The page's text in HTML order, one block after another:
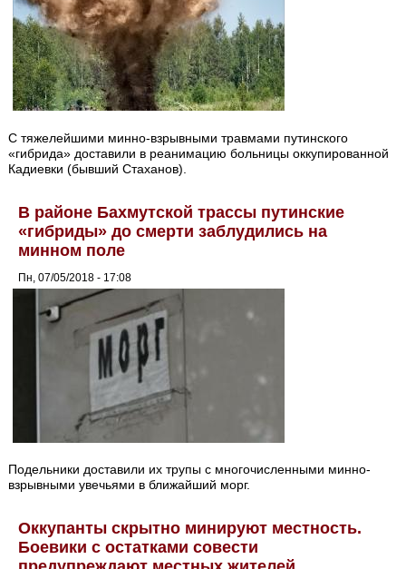
С тяжелейшими минно-взрывными травмами путинского
«гибрида» доставили в реанимацию больницы оккупированной
Кадиевки (бывший Стаханов).
В районе Бахмутской трассы путинские
«гибриды» до смерти заблудились на
минном поле
Пн, 07/05/2018 - 17:08
Подельники доставили их трупы с многочисленными минно-
взрывными увечьями в ближайший морг.
Оккупанты скрытно минируют местность.
Боевики с остатками совести